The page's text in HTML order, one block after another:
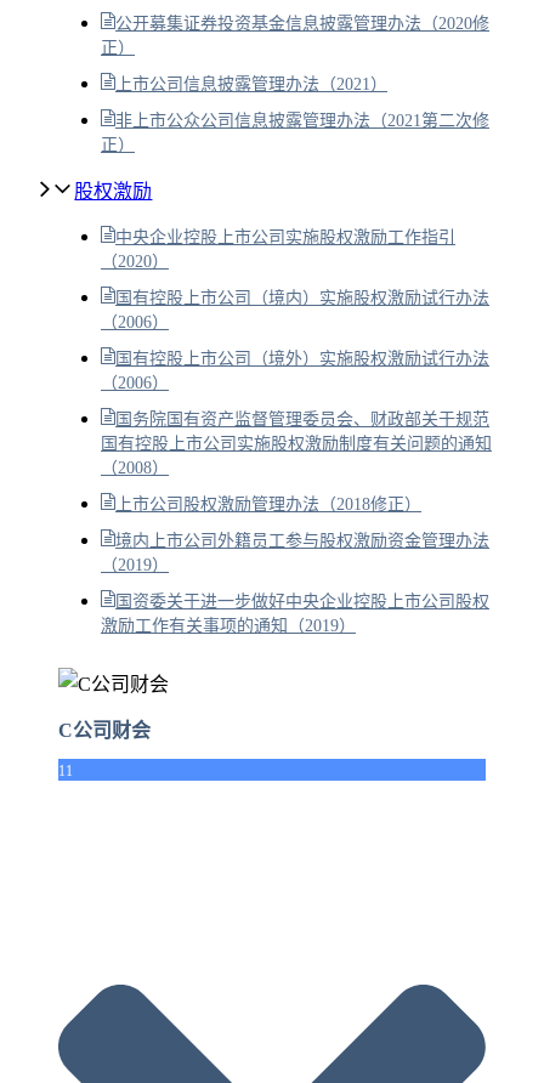
公开募集证券投资基金信息披露管理办法（2020修
正）
上市公司信息披露管理办法（2021）
非上市公众公司信息披露管理办法（2021第二次修
正）
股权激励
中央企业控股上市公司实施股权激励工作指引
（2020）
国有控股上市公司（境内）实施股权激励试行办法
（2006）
国有控股上市公司（境外）实施股权激励试行办法
（2006）
国务院国有资产监督管理委员会、财政部关于规范
国有控股上市公司实施股权激励制度有关问题的通知
（2008）
上市公司股权激励管理办法（2018修正）
境内上市公司外籍员工参与股权激励资金管理办法
（2019）
国资委关于进一步做好中央企业控股上市公司股权
激励工作有关事项的通知（2019）
C公司财会
11